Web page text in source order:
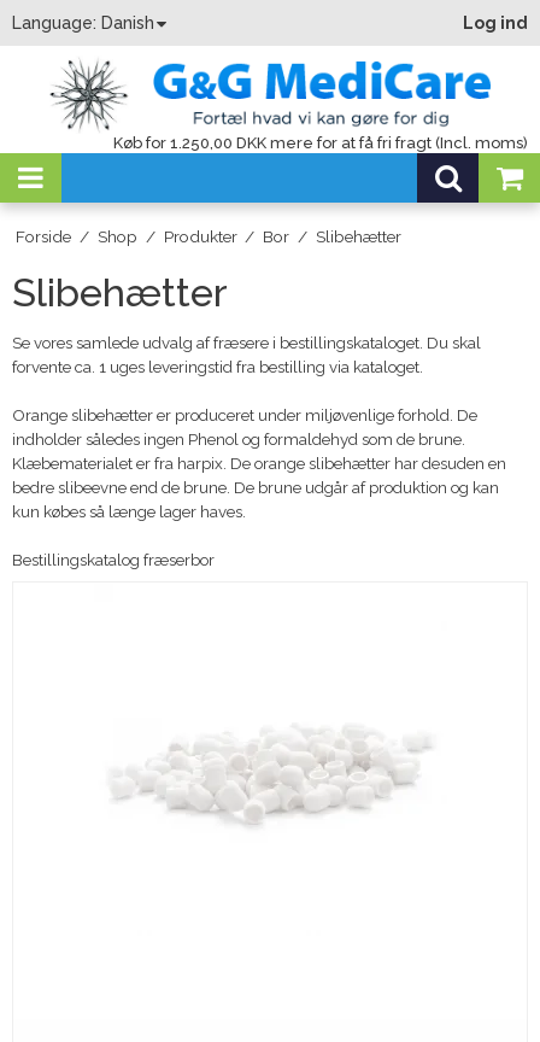
Language: Danish Log ind
Køb for 1.250,00 DKK mere for at få fri fragt (Incl. moms)
Forside / Shop / Produkter / Bor / Slibehætter
Slibehætter
Se vores samlede udvalg af fræsere i bestillingskataloget. Du skal
forvente ca. 1 uges leveringstid fra bestilling via kataloget.
Orange slibehætter er produceret under miljøvenlige forhold. De
indholder således ingen Phenol og formaldehyd som de brune.
Klæbematerialet er fra harpix. De orange slibehætter har desuden en
bedre slibeevne end de brune. De brune udgår af produktion og kan
kun købes så længe lager haves.
Bestillingskatalog fræserbor